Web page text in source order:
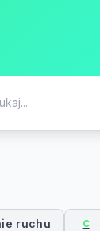
ruchu C